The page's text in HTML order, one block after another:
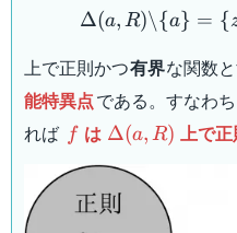
Δ(a, R)\{a} = {
上で正則かつ有界な関数
能特異点である。すなわち
れば ff は \Delta
Δ(a, R) 上で正